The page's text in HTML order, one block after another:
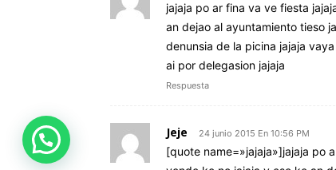
jajaja po ar fina va ve fiesta
an dejao al ayuntamiento tieso
denunsia de la picina jajaja
ai por delegasion jajaja
Respuesta
Jeje 24 junio 2015 En 10:56 PM
[quote name=»jajaja»]jajaja po